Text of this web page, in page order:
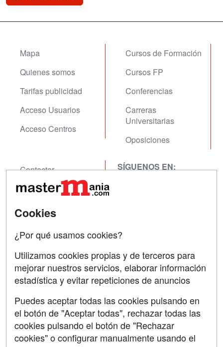
Mapa
Quienes somos
Tarifas publicidad
Acceso Usuarios
Acceso Centros
Cursos de Formación
Cursos FP
Conferencias
Carreras
Universitarias
Oposiciones
Contactar
Confidencialidad
Aviso legal
SÍGUENOS EN:
Grupo formazion:
Cookies
¿Por qué usamos cookies?
Utilizamos cookies propias y de terceros para
mejorar nuestros servicios, elaborar información
estadística y evitar repeticiones de anuncios
Puedes aceptar todas las cookies pulsando en
el botón de "Aceptar todas", rechazar todas las
cookies pulsando el botón de "Rechazar
cookies" o configurar manualmente usando el